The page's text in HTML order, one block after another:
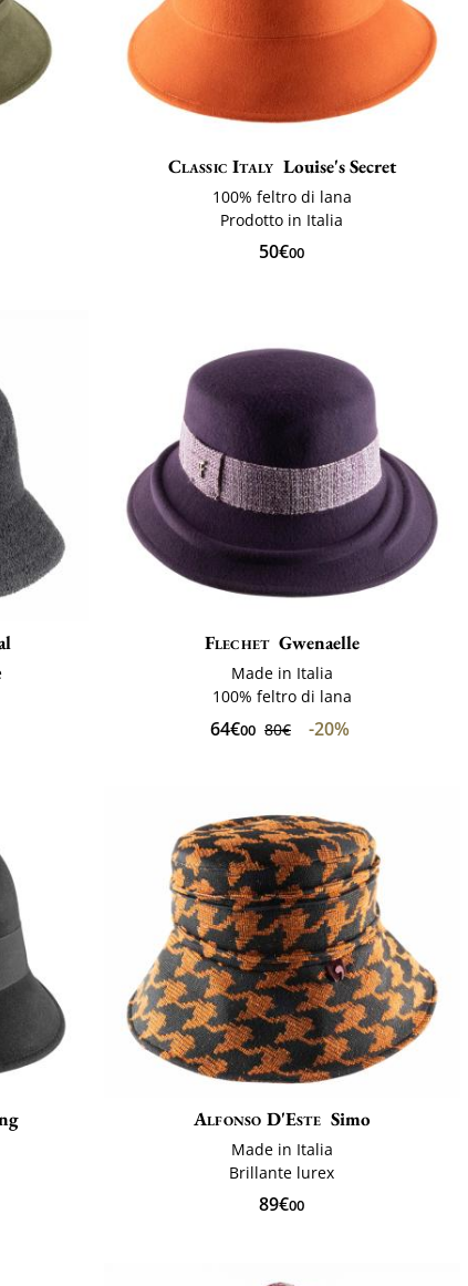
Classic Italy Louise's Secret
100% feltro di lana
Prodotto in Italia
50€00
Flechet Gwenaelle
Made in Italia
100% feltro di lana
64€00 80€ -20%
Alfonso D'Este Simo
Made in Italia
Brillante lurex
89€00